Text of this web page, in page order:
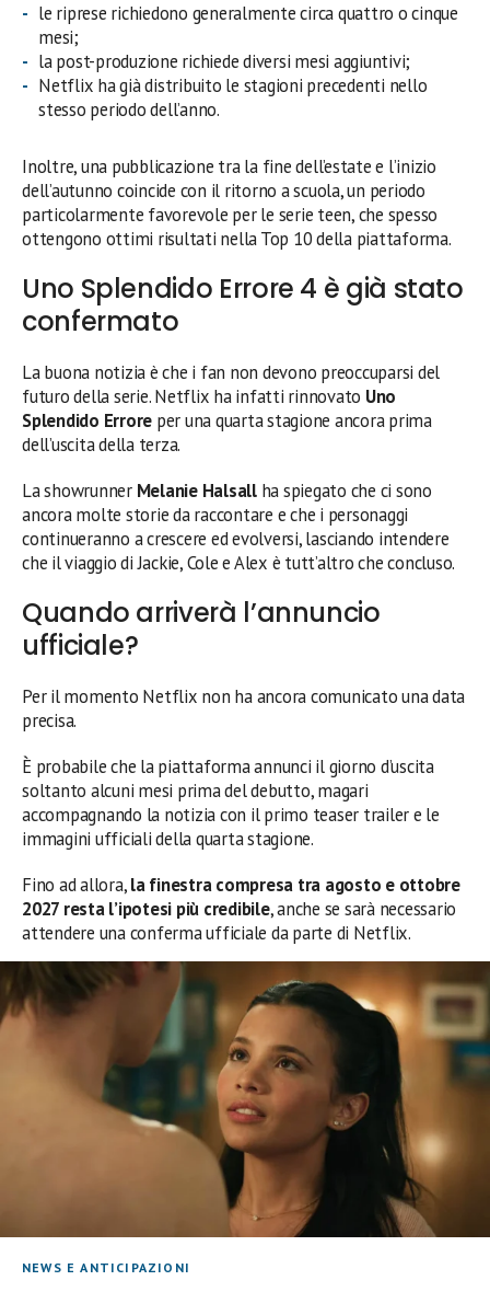
le riprese richiedono generalmente circa quattro o cinque
mesi;
la post-produzione richiede diversi mesi aggiuntivi;
Netflix ha già distribuito le stagioni precedenti nello
stesso periodo dell’anno.
Inoltre, una pubblicazione tra la fine dell’estate e l’inizio
dell’autunno coincide con il ritorno a scuola, un periodo
particolarmente favorevole per le serie teen, che spesso
ottengono ottimi risultati nella Top 10 della piattaforma.
Uno Splendido Errore 4 è già stato
confermato
La buona notizia è che i fan non devono preoccuparsi del
futuro della serie. Netflix ha infatti rinnovato Uno
Splendido Errore per una quarta stagione ancora prima
dell’uscita della terza.
La showrunner Melanie Halsallha spiegato che ci sono
ancora molte storie da raccontare e che i personaggi
continueranno a crescere ed evolversi, lasciando intendere
che il viaggio di Jackie, Cole e Alex è tutt’altro che concluso.
Quando arriverà l’annuncio
ufficiale?
Per il momento Netflix non ha ancora comunicato una data
precisa.
È probabile che la piattaforma annunci il giorno d’uscita
soltanto alcuni mesi prima del debutto, magari
accompagnando la notizia con il primo teaser trailer e le
immagini ufficiali della quarta stagione.
Fino ad allora,la finestra compresa tra agosto e ottobre
2027 resta l’ipotesi più credibile, anche se sarà necessario
attendere una conferma ufficiale da parte di Netflix.
NEWS E ANTICIPAZIONI